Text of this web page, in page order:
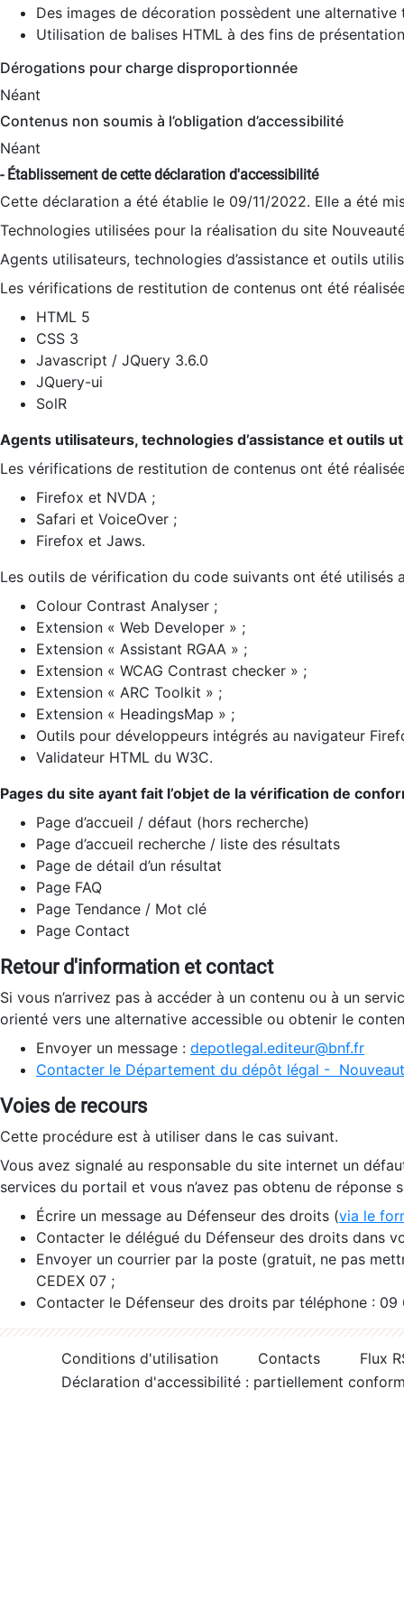
Des images de décoration possèdent une alternative
Utilisation de balises HTML à des fins de
Dérogations pour charge disproportionnée
Néant
Contenus non soumis à l’obligation d’accessibilité
Néant
- Établissement de cette déclaration d'accessibilité
Cette déclaration a été établie le 09/11/2022. Elle a été
Technologies utilisées pour la réalisation du site
Agents utilisateurs, technologies d’assistance et outils
Les vérifications de restitution de contenus ont été
HTML 5
CSS 3
Javascript / JQuery 3.6.0
JQuery-ui
SolR
Agents utilisateurs, technologies d’assistance et outils
Les vérifications de restitution de contenus ont été
Firefox et NVDA ;
Safari et VoiceOver ;
Firefox et Jaws.
Les outils de vérification du code suivants ont été utilisés
Colour Contrast Analyser ;
Extension « Web Developer » ;
Extension « Assistant RGAA » ;
Extension « WCAG Contrast checker » ;
Extension « ARC Toolkit » ;
Extension « HeadingsMap » ;
Outils pour développeurs intégrés au navigateur
Validateur HTML du W3C.
Pages du site ayant fait l’objet de la vérification de
Page d’accueil / défaut (hors recherche)
Page d’accueil recherche / liste des résultats
Page de détail d’un résultat
Page FAQ
Page Tendance / Mot clé
Page Contact
Retour d'information et contact
Si vous n’arrivez pas à accéder à un contenu ou à un
orienté vers une alternative accessible ou obtenir le
Envoyer un message : depotlegal.editeur@bnf.fr
Contacter le Département du dépôt légal -
Voies de recours
Cette procédure est à utiliser dans le cas suivant.
Vous avez signalé au responsable du site internet un
services du portail et vous n’avez pas obtenu de réponse
Écrire un message au Défenseur des droits (via le
Contacter le délégué du Défenseur des droits dans
Envoyer un courrier par la poste (gratuit, ne pas
CEDEX 07 ;
Contacter le Défenseur des droits par téléphone :
Conditions d'utilisation Contacts
Flux
Déclaration d'accessibilité : partiellement